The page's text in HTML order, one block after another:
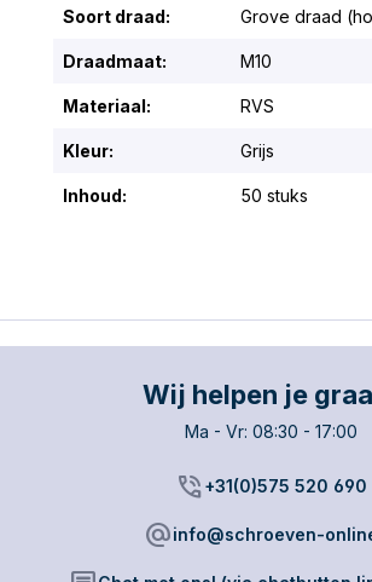
Soort draad: Grove draad
Draadmaat: M10
Materiaal: RVS
Kleur: Grijs
Inhoud: 50 stuks
Wij helpen je
Ma - Vr: 08:30 - 17:00
phone_in_talk+31(0)575 520 690
alternate_emailinfo@schroeven-